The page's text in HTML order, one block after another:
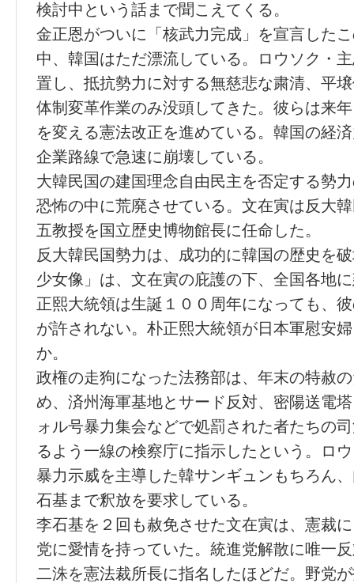
検討中という話まで聞こえてくる。
金正恩がついに「核武力完成」を宣言した
中、韓国はただ漂流している。ロウソク・
置し、抵抗勢力に対する無慈悲な粛清、平
体制変革作業のみ没頭してきた。彼らは来
を変える憲法改正を進めている。韓国の経
企業路線で急速に崩壊している。
大韓民国の建国理念自由民主を否定する勢
恐怖の中に荒廃させている。文在寅は反大
五教授を国立歴史博物館長に任命した。
反大韓民国勢力は、成功的に韓国の歴史を
少女像」は、文在寅の庇護の下、全国各地
正熙大統領は生誕１００周年になっても、
が許されない。朴正熙大統領が日本軍慰安
か。
政権の走狗になった法務部は、年末の特赦
め、済州海軍基地とサード反対、密陽送電
ォル号暴力集会などで処罰された者たちの
るよう一線の検察庁に指示したという。ロ
暴力示威を主導した韓サンギュンもちろん
石基まで釈放を要求している。
李石基を２回も赦免させた文在寅は、憲裁
党に愛情を持っていた。統進党解散に唯一
二洙を憲法裁所長に指名したほどだ。野党